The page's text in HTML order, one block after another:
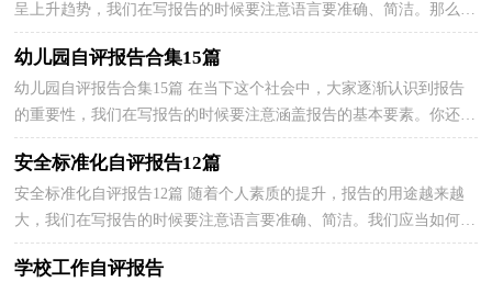
呈上升趋势，我们在写报告的时候要注意语言要准确、简洁。那么，
报告到底怎么写才合适呢？下面是小编精心整理的公司...
幼儿园自评报告合集15篇
幼儿园自评报告合集15篇 在当下这个社会中，大家逐渐认识到报告
的重要性，我们在写报告的时候要注意涵盖报告的基本要素。你还在
对写报告感到一筹莫展吗？下面是小编精心整理的幼...
安全标准化自评报告12篇
安全标准化自评报告12篇 随着个人素质的提升，报告的用途越来越
大，我们在写报告的时候要注意语言要准确、简洁。我们应当如何写
报告呢？以下是小编帮大家整理的安全标准化自评报...
学校工作自评报告